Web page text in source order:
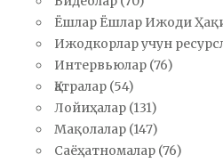
Ёшлар Ёшлар Ижоди
Ижодкорлар учун
Интервьюлар(76)
Қатралар(54)
Лойиҳалар(131)
Мақолалар(147)
Саёҳатномалар(76)